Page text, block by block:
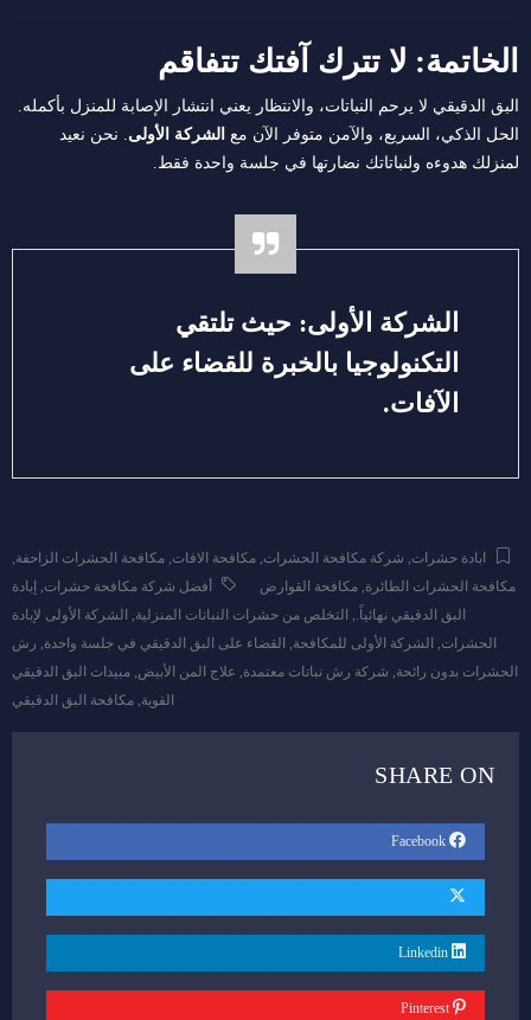
الخاتمة: لا تترك آفتك تتفاقم
البق الدقيقي لا يرحم النباتات، والانتظار يعني انتشار الإصابة للمنزل بأكمله.
الحل الذكي، السريع، والآمن متوفر الآن مع الشركة الأولى . نحن نعيد
لمنزلك هدوءه ولنباتاتك نضارتها في جلسة واحدة فقط.
الشركة الأولى: حيث تلتقي
التكنولوجيا بالخبرة للقضاء على
الآفات.
ابادة حشرات شركة مكافحة الحشرات مكافحة الافات مكافحة الحشرات الزاحفة
مكافحة الحشرات الطائرة مكافحة القوارض أفضل شركة مكافحة حشرات إبادة
البق الدقيقي نهائياً.
التخلص من حشرات النباتات المنزلية الشركة الأولى لإبادة
الحشرات الشركة الأولى للمكافحة القضاء على البق الدقيقي في جلسة واحدة رش
الحشرات بدون رائحة شركة رش نباتات معتمدة علاج المن الأبيض مبيدات البق الدقيقي
القوية مكافحة البق الدقيقي
SHARE ON